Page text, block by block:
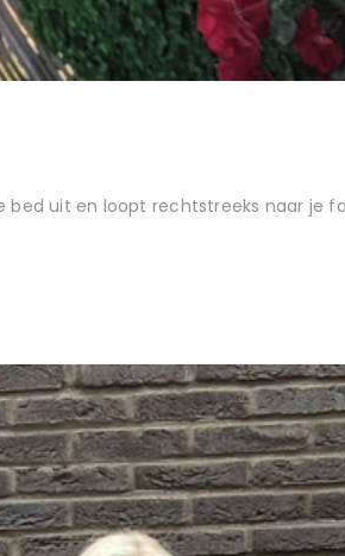
bed uit en loopt rechtstreeks naar je